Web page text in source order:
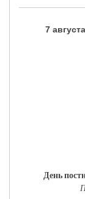
7
День